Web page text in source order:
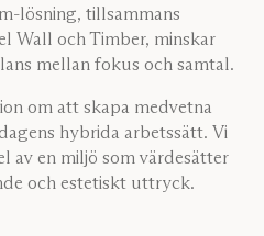
lösning, tillsammans
Wall och Timber, minskar
mellan fokus och samtal.
om att skapa medvetna
hybrida arbetssätt. Vi
av en miljö som värdesätter
och estetiskt uttryck.